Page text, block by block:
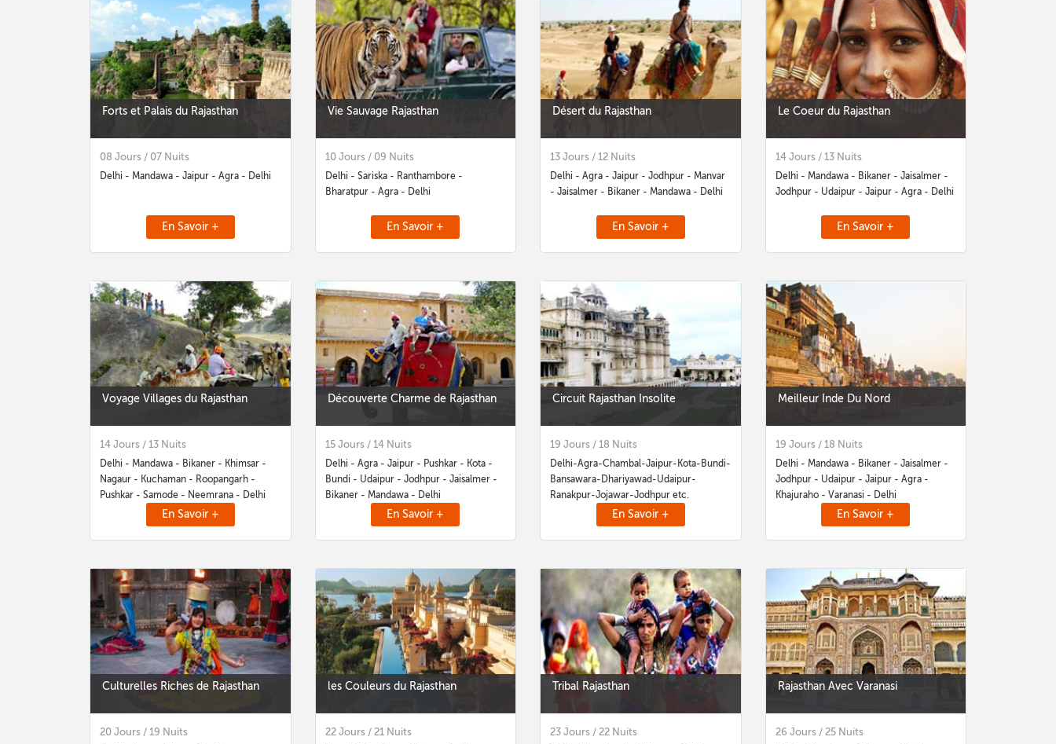
Forts et Palais du Rajasthan
08 Jours / 07 Nuits
Delhi - Mandawa - Jaipur - Agra - Delhi
En Savoir +
Vie Sauvage Rajasthan
10 Jours / 09 Nuits
Delhi - Sariska - Ranthambore -
Bharatpur - Agra - Delhi
En Savoir +
Désert du Rajasthan
13 Jours / 12 Nuits
Delhi - Agra - Jaipur - Jodhpur - Manvar
- Jaisalmer - Bikaner - Mandawa - Delhi
En Savoir +
Le Coeur du Rajasthan
14 Jours / 13 Nuits
Delhi - Mandawa - Bikaner - Jaisalmer -
Jodhpur - Udaipur - Jaipur - Agra - Delhi
En Savoir +
Voyage Villages du Rajasthan
14 Jours / 13 Nuits
Delhi - Mandawa - Bikaner - Khimsar -
Nagaur - Kuchaman - Roopangarh -
Pushkar - Samode - Neemrana - Delhi
En Savoir +
Découverte Charme de Rajasthan
15 Jours / 14 Nuits
Delhi - Agra - Jaipur - Pushkar - Kota -
Bundi - Udaipur - Jodhpur - Jaisalmer -
Bikaner - Mandawa - Delhi
En Savoir +
Circuit Rajasthan Insolite
19 Jours / 18 Nuits
Delhi-Agra-Chambal-Jaipur-Kota-Bundi-
Bansawara-Dhariyawad-Udaipur-
Ranakpur-Jojawar-Jodhpur etc.
En Savoir +
Meilleur Inde Du Nord
19 Jours / 18 Nuits
Delhi - Mandawa - Bikaner - Jaisalmer -
Jodhpur - Udaipur - Jaipur - Agra -
Khajuraho - Varanasi - Delhi
En Savoir +
Culturelles Riches de Rajasthan
20 Jours / 19 Nuits
les Couleurs du Rajasthan
22 Jours / 21 Nuits
Tribal Rajasthan
23 Jours / 22 Nuits
Rajasthan Avec Varanasi
26 Jours / 25 Nuits